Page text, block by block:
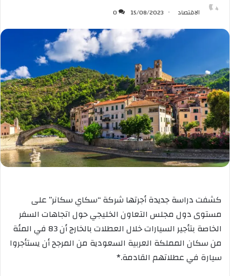
الاقتصاد 15/08/2023
0
كشفت دراسة جديدة أجرتها شركة “سكاي سكانر” على
مستوى دول مجلس التعاون الخليجي حول اتجاهات السفر
الخاصة بتأجير السيارات خلال العطلات بالخارج أن83 في المئة
من سكان المملكة العربية السعودية من المرجح أن يستأجروا
سيارة فيعطلاتهم القادمة.*